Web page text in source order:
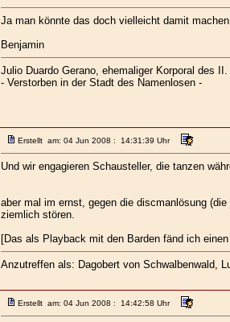
Ja man könnte das doch vielleicht damit
Benjamin
Julio Duardo Gerano, ehemaliger Korporal des
- Verstorben in der Stadt des Namenlosen -
Erstellt am: 04 Jun 2008 : 14:31:39 Uhr
Und wir engagieren Schausteller, die tanzen
aber mal im ernst, gegen die discmanlösung
ziemlich stören.
[Das als Playback mit den Barden fänd ich
Anzutreffen als: Dagobert von Schwalbenwald,
Erstellt am: 04 Jun 2008 : 14:42:58 Uhr